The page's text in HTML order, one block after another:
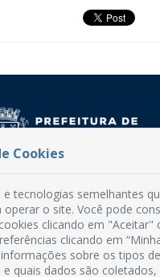
78, Centro
000 - Mamanguape/PB
(83) 3292-2246
à Sexta, das 08h às 13h
Cookies
tecnologias semelhantes
operar o site. Você pode
clicando em "Aceitar"
clicando em
sobre os tipos
quais dados são coletados,